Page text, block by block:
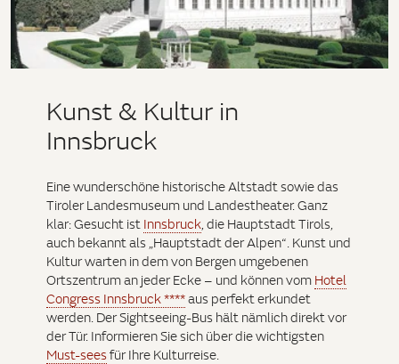
Kunst & Kultur in
Innsbruck
Eine wunderschöne historische Altstadt sowie das
Tiroler Landesmuseum und Landestheater. Ganz
klar: Gesucht ist Innsbruck, die Hauptstadt Tirols,
auch bekannt als „Hauptstadt der Alpen“. Kunst und
Kultur warten in dem von Bergen umgebenen
Ortszentrum an jeder Ecke – und können vom Hotel
Congress Innsbruck ****aus perfekt erkundet
werden. Der Sightseeing-Bus hält nämlich direkt vor
der Tür. Informieren Sie sich über die wichtigsten
Must-seesfür Ihre Kulturreise.